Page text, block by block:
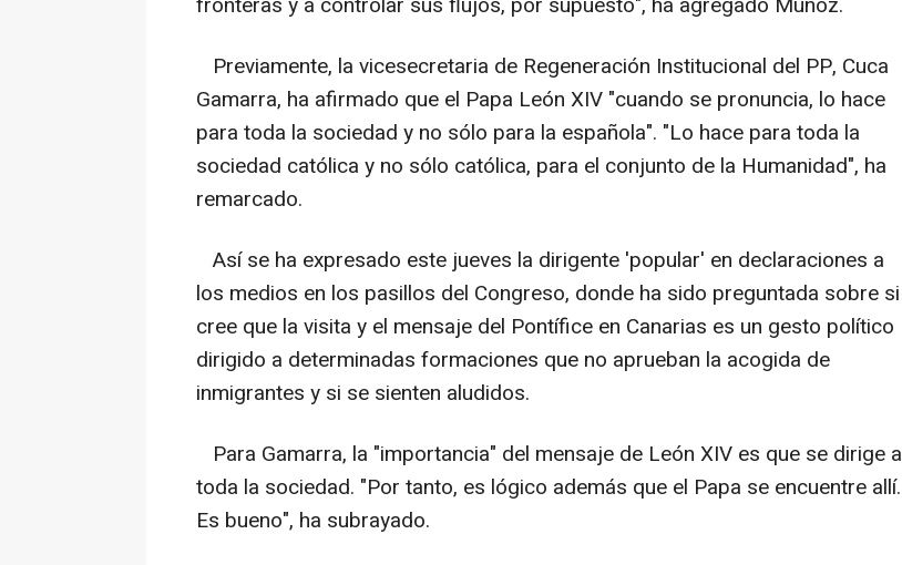
Previamente, la vicesecretaria de Regeneración Institucional del PP, Cuca
Gamarra, ha afirmado que el Papa León XIV "cuando se pronuncia, lo hace
para toda la sociedad y no sólo para la española". "Lo hace para toda la
sociedad católica y no sólo católica, para el conjunto de la Humanidad", ha
remarcado.
Así se ha expresado este jueves la dirigente 'popular' en declaraciones a
los medios en los pasillos del Congreso, donde ha sido preguntada sobre si
cree que la visita y el mensaje del Pontífice en Canarias es un gesto político
dirigido a determinadas formaciones que no aprueban la acogida de
inmigrantes y si se sienten aludidos.
Para Gamarra, la "importancia" del mensaje de León XIV es que se dirige a
toda la sociedad. "Por tanto, es lógico además que el Papa se encuentre allí.
Es bueno", ha subrayado.